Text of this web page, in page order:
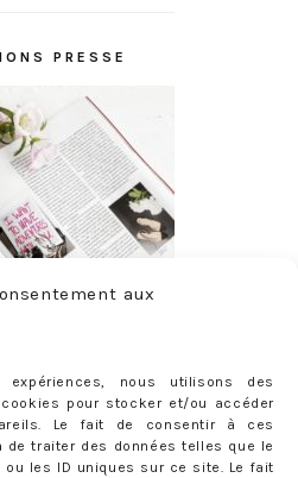
aux
nous utilisons des
pour stocker et/ou accéder
Le fait de consentir à ces
de traiter des données telles que le
les ID uniques sur ce site. Le fait
PRESSE